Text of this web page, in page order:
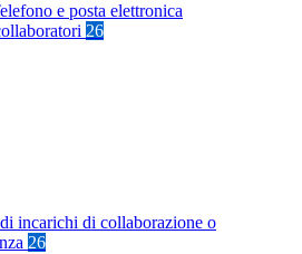
e posta elettronica
26
incarichi di collaborazione o
26